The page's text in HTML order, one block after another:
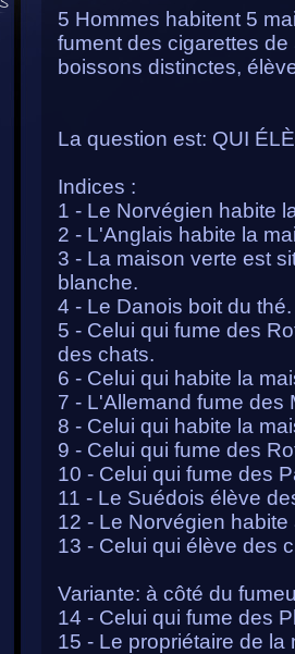
5 Hommes habitent 5
fument des cigarettes
boissons distinctes,
La question est: QUI
Indices :
1 - Le Norvégien habite
2 - L'Anglais habite la
3 - La maison verte est
blanche.
4 - Le Danois boit du thé.
5 - Celui qui fume des
des chats.
6 - Celui qui habite la
7 - L'Allemand fume des
8 - Celui qui habite la
9 - Celui qui fume des
10 - Celui qui fume des
11 - Le Suédois élève
12 - Le Norvégien
13 - Celui qui élève des
Variante: à côté du
14 - Celui qui fume des
15 - Le propriétaire de